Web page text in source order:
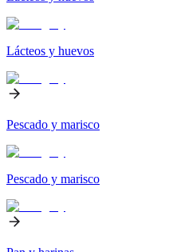
Lácteos y huevos
Pescado y marisco
Pescado y marisco